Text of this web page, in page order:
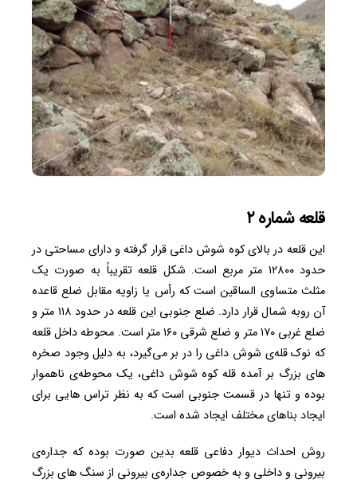
قلعه شماره ۲
این قلعه در بالای کوه شوش داغی قرار گرفته و دارای مساحتی در
حدود ۱۲۸۰۰ متر مربع است. شکل قلعه تقریباً به صورت یک
مثلث متساوی الساقین است که رأس یا زاویه مقابل ضلع قاعده
آن روبه شمال قرار دارد. ضلع جنوبی این قلعه در حدود ۱۱۸ متر و
ضلع غربی ۱۷۰ متر و ضلع شرقی ۱۶۰ متر است. محوطه‌ داخل قلعه
که نوک قله‌ی شوش داغی را در بر می‌گیرد، به دلیل وجود صخره
های بزرگ بر آمده‌ قله کوه شوش داغی، یک محوطه‌ی ناهموار
بوده و تنها در قسمت جنوبی است که به نظر تراس هایی برای
ایجاد بناهای مختلف ایجاد شده است.
روش احداث دیوار دفاعی قلعه بدین صورت بوده که جداره‌ی
بیرونی و داخلی و به خصوص جداره‌ی بیرونی از سنگ های بزرگ